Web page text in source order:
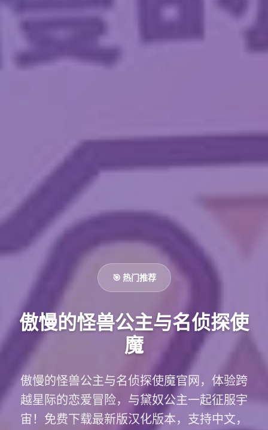
🎯 热门推荐
傲慢的怪兽公主与名侦探使
魔
傲慢的怪兽公主与名侦探使魔官网，体验跨
越星际的恋爱冒险，与黛奴公主一起征服宇
宙！免费下载最新版汉化版本，支持中文，